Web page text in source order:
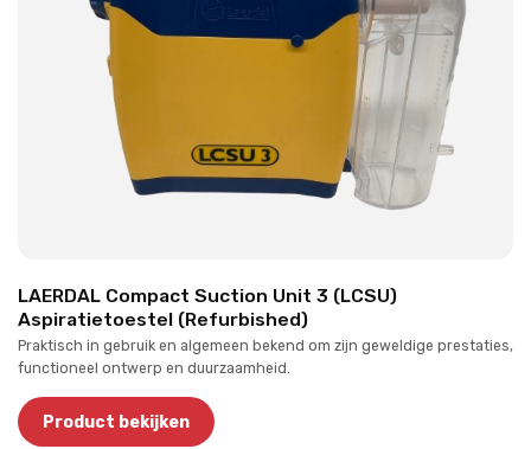
LAERDAL Compact Suction Unit 3 (LCSU)
Aspiratietoestel (Refurbished)
Praktisch in gebruik en algemeen bekend om zijn geweldige prestaties,
functioneel ontwerp en duurzaamheid.
Product bekijken